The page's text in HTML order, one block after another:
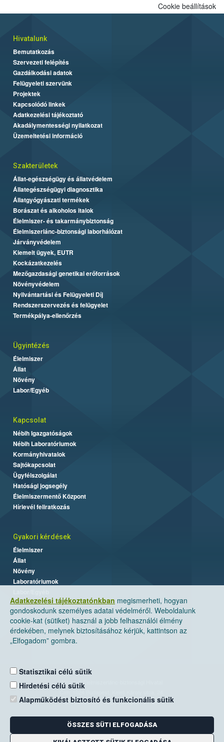
Adatkezelési tájékoztatónkban megismerheti, hogyan
gondoskodunk személyes adatai védelméről. Weboldalunk
cookie-kat (sütiket) használ a jobb felhasználói élmény
érdekében, melynek biztosításához kérjük, kattintson az
„Elfogadom” gombra.
Statisztikai célú sütik
Hirdetési célú sütik
Alapműködést biztosító és funkcionális sütik
ÖSSZES SÜTI ELFOGADÁSA
Cookie beállítások
Hivatalunk
Bemutatkozás
Szervezeti felépítés
Gazdálkodási adatok
Felügyeleti szervünk
Projektek
Kapcsolódó linkek
Adatkezelési tájékoztató
Akadálymentességi nyilatkozat
Üzemeltetési információ
Szakterületek
Állat-egészségügy és állatvédelem
Állategészségügyi diagnosztika
Állatgyógyászati termékek
Borászat és alkoholos italok
Élelmiszer- és takarmánybiztonság
Élelmiszerlánc-biztonsági laborhálózat
Járványvédelem
Kiemelt ügyek, EUTR
Kockázatkezelés
Mezőgazdasági genetikai erőforrások
Növényvédelem
Nyilvántartási és Felügyeleti Díj
Rendszerszervezés és felügyelet
Termékpálya-ellenőrzés
Ügyintézés
Élelmiszer
Állat
Növény
Labor/Egyéb
Kapcsolat
Nébih Igazgatóságok
Nébih Laboratóriumok
Kormányhivatalok
Sajtókapcsolat
Ügyfélszolgálat
Hatósági jogsegély
Élelmiszermentő Központ
Hírlevél feliratkozás
Gyakori kérdések
Élelmiszer
Állat
Növény
Laboratóriumok
Nemzeti Élelmiszerlánc-biztonsági Hivatal
Levelezési cím: 1525 Budapest. Pf. 30.
E-mail:ugyfelszolgalat@nebih.gov.hu
Zöld szám: 06-80/263-244